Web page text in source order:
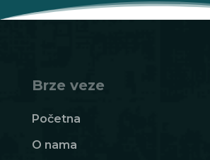
Brze veze
Početna
O nama